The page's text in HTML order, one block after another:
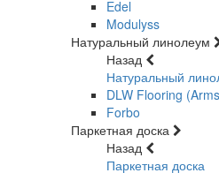
Edel
Modulyss
Натуральный линолеум
Назад
Натуральный
DLW Flooring
Forbo
Паркетная доска
Назад
Паркетная доска